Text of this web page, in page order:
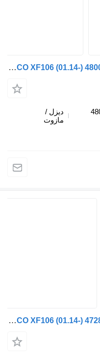
صمام التحكم في الفرامل WABCO XF106 (01.14-) 4800030640 لـ السيارات القاطرة DAF XF106
ديزل /
مازوت
صمام التحكم في الفرامل WABCO XF106 (01.14-) 4728900410 لـ السيارات القاطرة DAF XF106 (2014-)